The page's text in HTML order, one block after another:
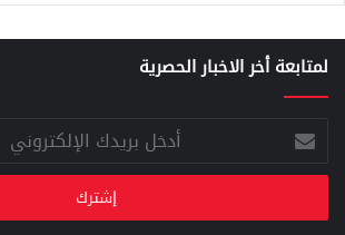
لمتابعة أخر الاخبار الحصرية
أدخل
بريدك
الإلكتروني